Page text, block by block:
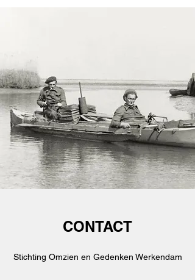
CONTACT
Stichting Omzien en Gedenken Werkendam